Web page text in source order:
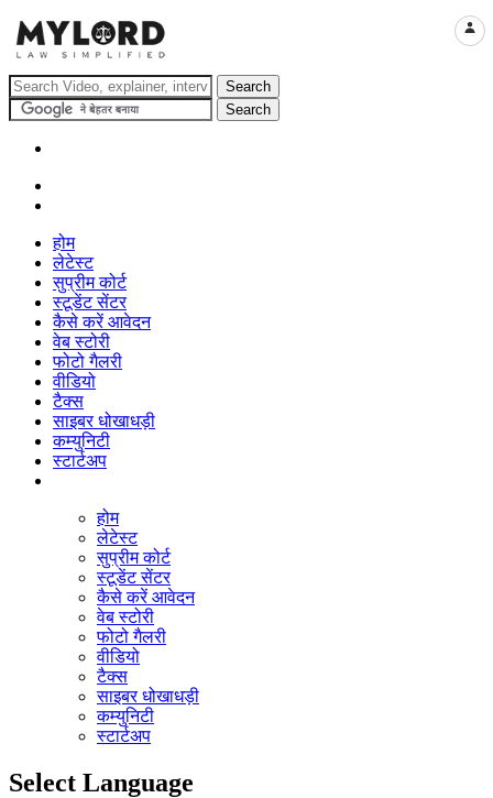
होम
लेटेस्ट
सुप्रीम कोर्ट
स्टूडेंट सेंटर
कैसे करें आवेदन
वेब स्टोरी
फोटो गैलरी
वीडियो
टैक्स
साइबर धोखाधड़ी
कम्युनिटी
स्टार्टअप
होम
लेटेस्ट
सुप्रीम कोर्ट
स्टूडेंट सेंटर
कैसे करें आवेदन
वेब स्टोरी
फोटो गैलरी
वीडियो
टैक्स
साइबर धोखाधड़ी
कम्युनिटी
स्टार्टअप
Select Language